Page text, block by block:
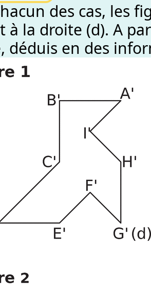
des cas, les
à la droite (d). A
déduis en des